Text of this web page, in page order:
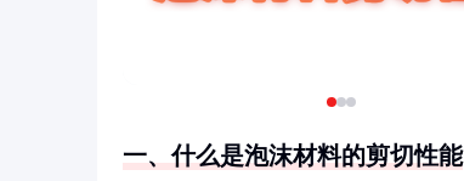
一、什么是泡沫材料的剪切性能